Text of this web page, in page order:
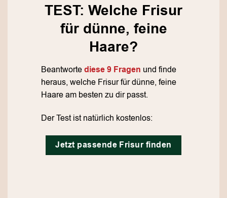
TEST: Welche Frisur
für dünne, feine
Haare?
Beantwortediese 9 Fragen und finde
heraus, welche Frisur für dünne, feine
Haare am besten zu dir passt.
Der Test ist natürlich kostenlos:
Jetzt passende Frisur finden